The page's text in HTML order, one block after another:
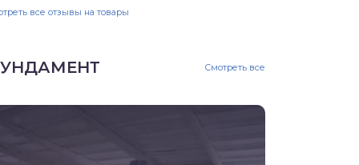
все отзывы на товары
Смотреть все